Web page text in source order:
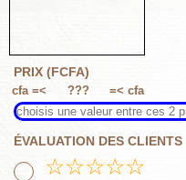
PRIX (FCFA)
cfa =< ??? =< cfa
ÉVALUATION DES CLIENTS
☆☆☆☆☆